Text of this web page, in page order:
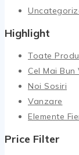
Highlight
Toate
Cel Mai
Noi Sosiri
Vanzare
Elemente
Price Filter